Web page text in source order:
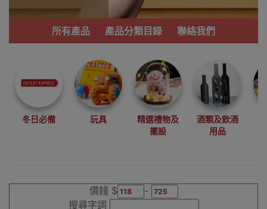
功能齊備的產
品。
我們每月會固定
尋找最更新、最
潮、有特色而且
優惠的優質產
品，從用家的角
度為你帶來你的
最好選擇。
所有產品 產品分類目錄 聯絡我們
冬日必備 玩具
精選禮物及
擺設
酒類及飲酒
用品
價錢 $
-
搜尋字詞